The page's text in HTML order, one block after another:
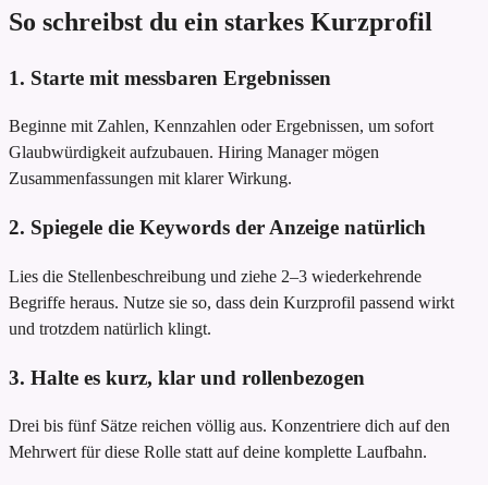
So schreibst du ein starkes Kurzprofil
1. Starte mit messbaren Ergebnissen
Beginne mit Zahlen, Kennzahlen oder Ergebnissen, um sofort
Glaubwürdigkeit aufzubauen. Hiring Manager mögen
Zusammenfassungen mit klarer Wirkung.
2. Spiegele die Keywords der Anzeige natürlich
Lies die Stellenbeschreibung und ziehe 2–3 wiederkehrende
Begriffe heraus. Nutze sie so, dass dein Kurzprofil passend wirkt
und trotzdem natürlich klingt.
3. Halte es kurz, klar und rollenbezogen
Drei bis fünf Sätze reichen völlig aus. Konzentriere dich auf den
Mehrwert für diese Rolle statt auf deine komplette Laufbahn.